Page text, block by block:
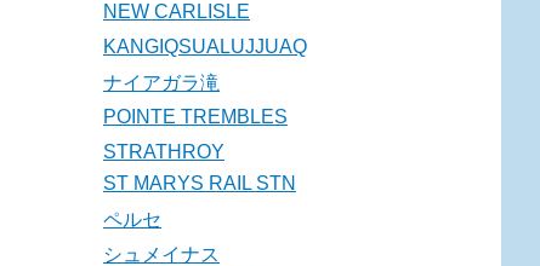
NEW CARLISLE
KANGIQSUALUJJUAQ
ナイアガラ滝
POINTE TREMBLES
STRATHROY
ST MARYS RAIL STN
ペルセ
シュメイナス